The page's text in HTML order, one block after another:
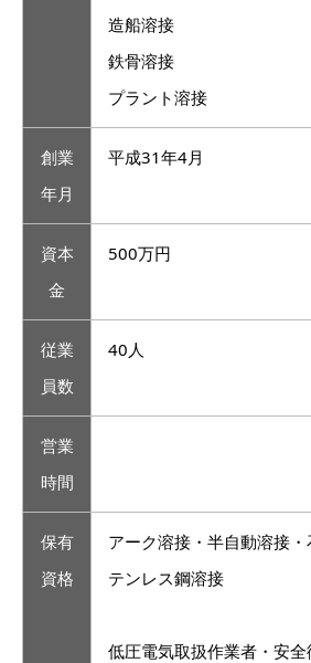
造船溶接
鉄骨溶接
プラント溶接
創業
年月
平成31年4月
資本
金
500万円
従業
員数
40人
営業
時間
保有
資格
アーク溶接・半自動溶接
テンレス鋼溶接
低圧電気取扱作業者・安